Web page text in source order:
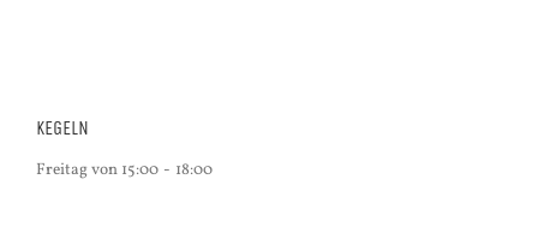
KEGELN
Freitag von 15:00 - 18:00